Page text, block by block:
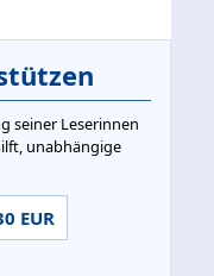
seiner Leserinnen
unabhängige
EUR